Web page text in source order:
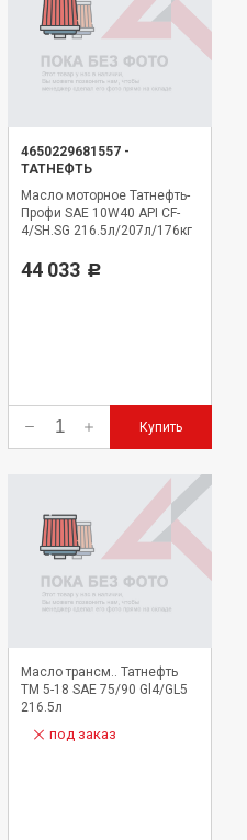
4650229681557 -
ТАТНЕФТЬ
Масло моторное Татнефть-
Профи SAE 10W40 API CF-
4/SH.SG 216.5л/207л/176кг
44 033 Р
Купить
Масло трансм.. Татнефть
ТМ 5-18 SAE 75/90 Gl4/GL5
216.5л
под заказ